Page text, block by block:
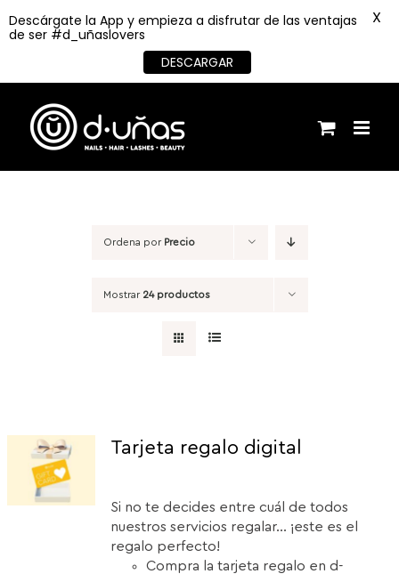
contenido
Ordena por Precio
Mostrar 24 productos
Tarjeta regalo digital
Si no te decides entre cuál de todos
nuestros servicios regalar... ¡este es el
regalo perfecto!
Compra la tarjeta regalo en d-
Descárgate la App y empieza a disfrutar de las ventajas
de ser #d_uñaslovers
DESCARGAR
X